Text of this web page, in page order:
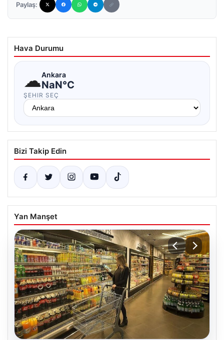
Paylaş:
Hava Durumu
☁Ankara
NaN°C
ŞEHIR SEÇ
Bizi Takip Edin
Yan Manşet